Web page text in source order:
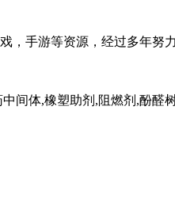
手游等资源，经过多年努
间体,橡塑助剂,阻燃剂,酚醛